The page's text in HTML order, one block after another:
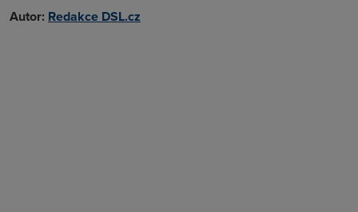
Autor: Redakce DSL.cz